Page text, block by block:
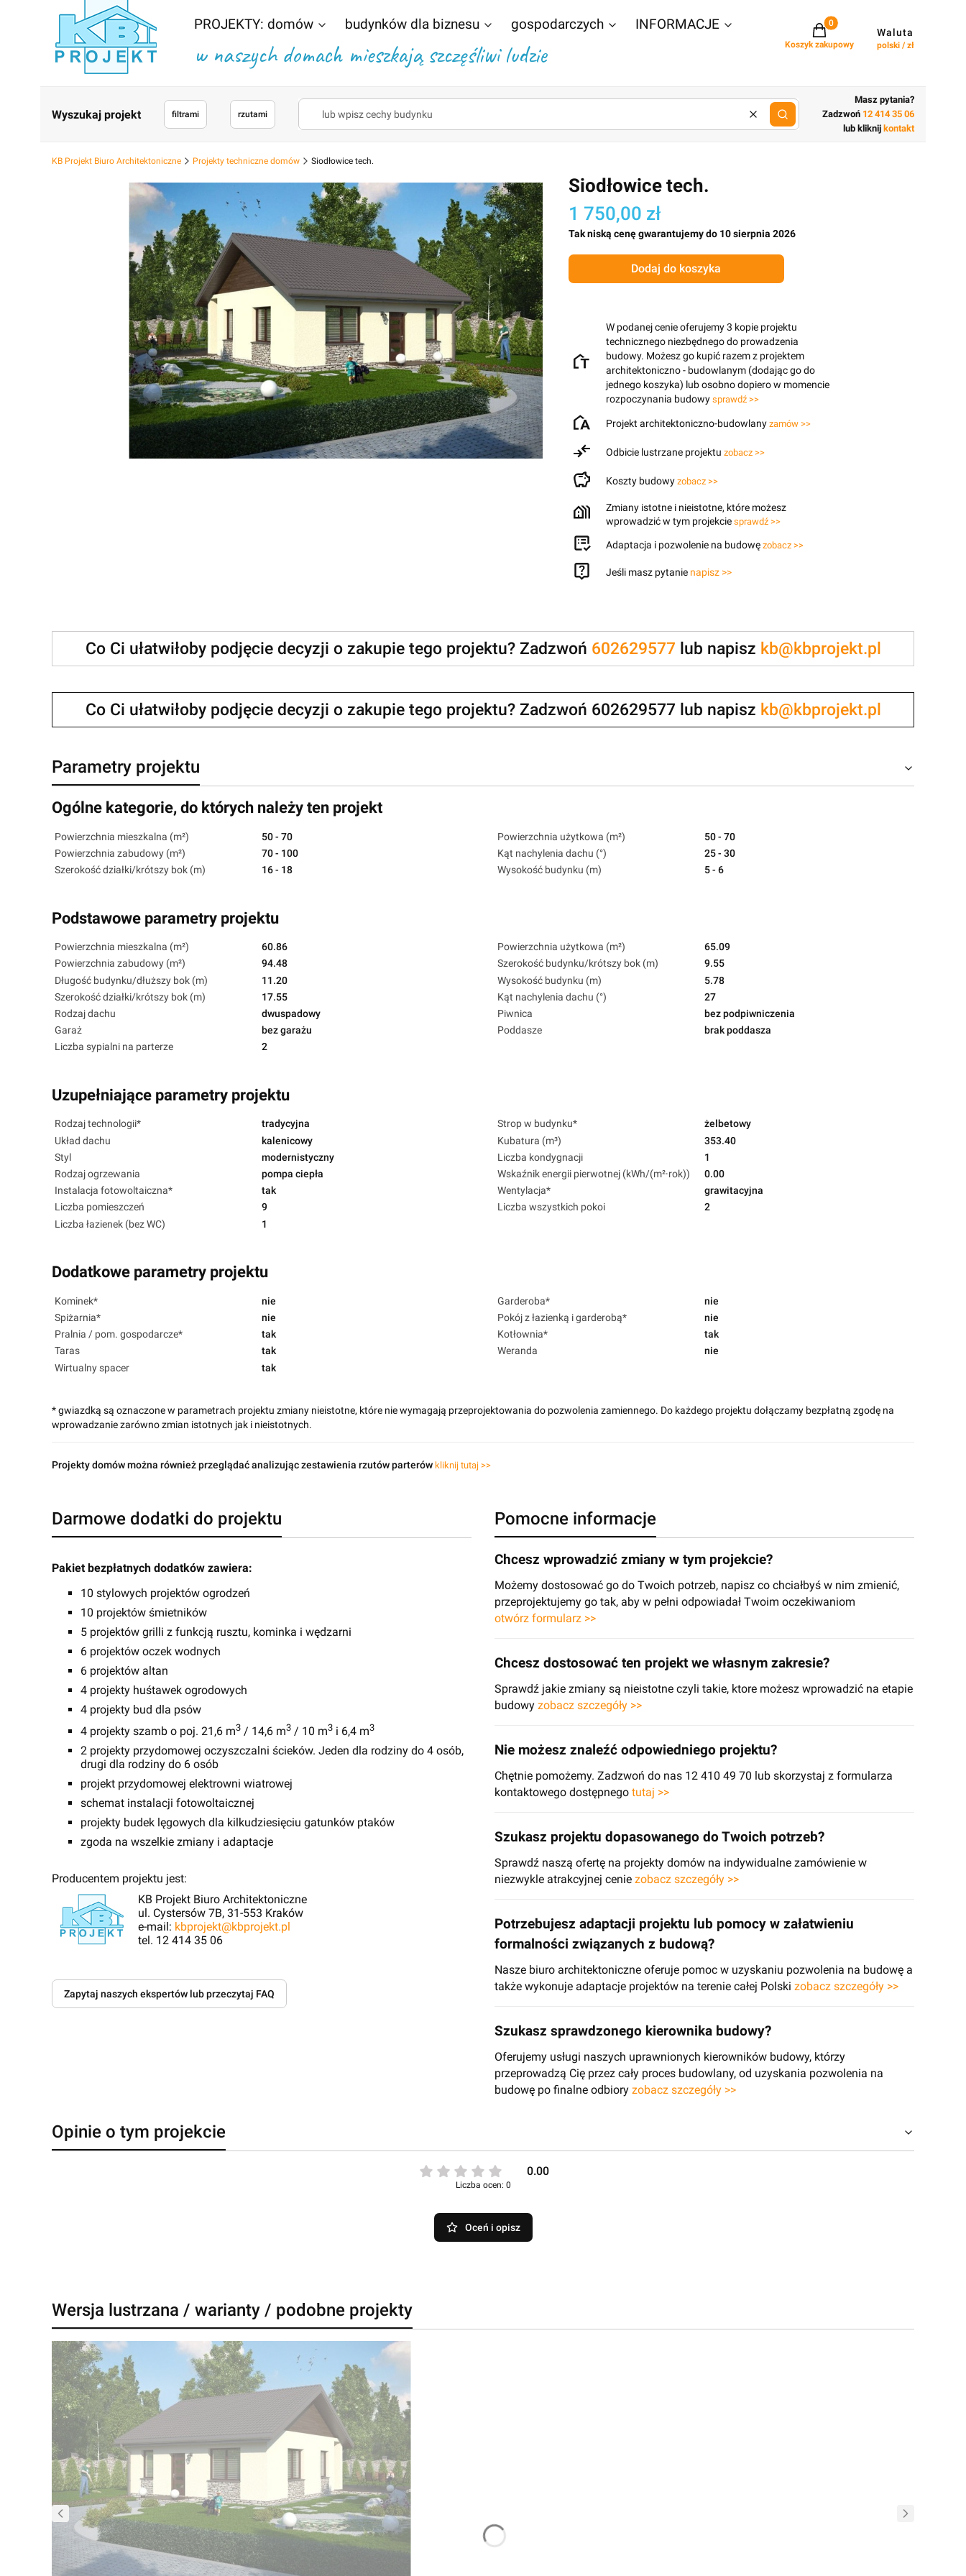
PROJEKTY: domów budynków dla biznesu gospodarczych INFORMACJE
w naszych domach mieszkają szczęśliwi ludzie
Projekty w koszyku: 0. Zobacz
Koszyk zakupowy
Waluta
polski / zł
Wyszukaj projekt filtrami rzutami
Wyczyśćlub wpisz cechy budynku
Masz pytania?
Zadzwoń 12 414 35 06
lub kliknij kontakt
KB Projekt Biuro Architektoniczne Projekty techniczne domów Siodłowice tech.
Siodłowice tech.
1 750,00 zł
Tak niską cenę gwarantujemy do 10 sierpnia 2026
Dodaj do koszyka
W podanej cenie oferujemy 3 kopie projektu
technicznego niezbędnego do prowadzenia
budowy. Możesz go kupić razem z projektem
architektoniczno - budowlanym (dodając go do
jednego koszyka) lub osobno dopiero w momencie
rozpoczynania budowy sprawdź >>
Projekt architektoniczno-budowlany zamów >>
Odbicie lustrzane projektu zobacz >>
Koszty budowy zobacz >>
Zmiany istotne i nieistotne, które możesz
wprowadzić w tym projekcie sprawdź >>
Adaptacja i pozwolenie na budowę zobacz >>
Jeśli masz pytanie napisz >>
Co Ci ułatwiłoby podjęcie decyzji o zakupie tego projektu? Zadzwoń 602629577lub napisz kb@kbprojekt.pl
Co Ci ułatwiłoby podjęcie decyzji o zakupie tego projektu? Zadzwoń 602629577 lub napisz kb@kbprojekt.pl
Parametry projektu
Ogólne kategorie, do których należy ten projekt
Powierzchnia mieszkalna (m²) 50 - 70 Powierzchnia użytkowa (m²)
50 - 70
Powierzchnia zabudowy (m²)
70 - 100 Kąt nachylenia dachu (°)
25 - 30
Szerokość działki/krótszy bok (m)
16 - 18 Wysokość budynku (m) 5 - 6
Podstawowe parametry projektu
Powierzchnia mieszkalna (m²) 60.86 Powierzchnia użytkowa (m²)
65.09
Powierzchnia zabudowy (m²)
94.48 Szerokość budynku/krótszy bok (m)
9.55
Długość budynku/dłuższy bok (m)
11.20 Wysokość budynku (m)
5.78
Szerokość działki/krótszy bok (m)
17.55 Kąt nachylenia dachu (°)
27
Rodzaj dachu
dwuspadowy Piwnica
bez podpiwniczenia
Garaż
bez garażu Poddasze
brak poddasza
Liczba sypialni na parterze
2
Uzupełniające parametry projektu
Rodzaj technologii* tradycyjna Strop w budynku*
żelbetowy
Układ dachu
kalenicowy Kubatura (m³)
353.40
Styl
modernistyczny Liczba kondygnacji
1
Rodzaj ogrzewania
pompa ciepła Wskaźnik energii pierwotnej (kWh/(m²·rok))
0.00
Instalacja fotowoltaiczna*
tak Wentylacja*
grawitacyjna
Liczba pomieszczeń
9 Liczba wszystkich pokoi
2
Liczba łazienek (bez WC)
1
Dodatkowe parametry projektu
Kominek* nie Garderoba*
nie
Spiżarnia*
nie Pokój z łazienką i garderobą*
nie
Pralnia / pom. gospodarcze*
tak Kotłownia*
tak
Taras
tak Weranda
nie
Wirtualny spacer
tak
* gwiazdką są oznaczone w parametrach projektu zmiany nieistotne, które nie wymagają przeprojektowania do pozwolenia zamiennego. Do każdego projektu dołączamy bezpłatną zgodę na
wprowadzanie zarówno zmian istotnych jak i nieistotnych.
Projekty domów można również przeglądać analizując zestawienia rzutów parterów kliknij tutaj >>
Darmowe dodatki do projektu
Pakiet bezpłatnych dodatków zawiera:
10 stylowych projektów ogrodzeń
10 projektów śmietników
5 projektów grilli z funkcją rusztu, kominka i wędzarni
6 projektów oczek wodnych
6 projektów altan
4 projekty huśtawek ogrodowych
4 projekty bud dla psów
4 projekty szamb o poj. 21,6 m3 / 14,6 m3 / 10 m3 i 6,4 m3
2 projekty przydomowej oczyszczalni ścieków. Jeden dla rodziny do 4 osób,
drugi dla rodziny do 6 osób
projekt przydomowej elektrowni wiatrowej
schemat instalacji fotowoltaicznej
projekty budek lęgowych dla kilkudziesięciu gatunków ptaków
zgoda na wszelkie zmiany i adaptacje
Producentem projektu jest:
KB Projekt Biuro Architektoniczne
ul. Cystersów 7B, 31-553 Kraków
e-mail: kbprojekt@kbprojekt.pl
tel. 12 414 35 06
Zapytaj naszych ekspertów lub przeczytaj FAQ
Pomocne informacje
Chcesz wprowadzić zmiany w tym projekcie?
Możemy dostosować go do Twoich potrzeb, napisz co chciałbyś w nim zmienić,
przeprojektujemy go tak, aby w pełni odpowiadał Twoim oczekiwaniom
otwórz formularz >>
Chcesz dostosować ten projekt we własnym zakresie?
Sprawdź jakie zmiany są nieistotne czyli takie, ktore możesz wprowadzić na etapie
budowy zobacz szczegóły >>
Nie możesz znaleźć odpowiedniego projektu?
Chętnie pomożemy. Zadzwoń do nas 12 410 49 70 lub skorzystaj z formularza
kontaktowego dostępnego tutaj >>
Szukasz projektu dopasowanego do Twoich potrzeb?
Sprawdź naszą ofertę na projekty domów na indywidualne zamówienie w
niezwykle atrakcyjnej cenie zobacz szczegóły >>
Potrzebujesz adaptacji projektu lub pomocy w załatwieniu
formalności związanych z budową?
Nasze biuro architektoniczne oferuje pomoc w uzyskaniu pozwolenia na budowę a
także wykonuje adaptacje projektów na terenie całej Polski zobacz szczegóły >>
Szukasz sprawdzonego kierownika budowy?
Oferujemy usługi naszych uprawnionych kierowników budowy, którzy
przeprowadzą Cię przez cały proces budowlany, od uzyskania pozwolenia na
budowę po finalne odbiory zobacz szczegóły >>
Opinie o tym projekcie
0.00
Liczba ocen: 0
Oceń i opisz
Wersja lustrzana / warianty / podobne projekty